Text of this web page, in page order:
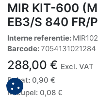
MIR KIT-600
EB3/S 840 FR/
Interne referentie:
Barcode:7054131021284
288,00 € Excl. VAT
Bebat: 0,90 €
Recupel: 0,08 €